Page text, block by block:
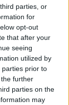
parties, or
for
opt-out
that after your
seeing
utilized by
parties prior to
further
parties on the
may
eccellenza
Lonigo “Little